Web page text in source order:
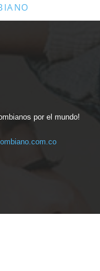
por el mundo!